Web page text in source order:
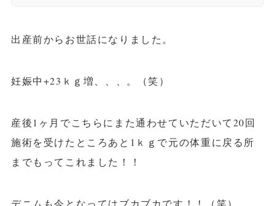
出産前からお世話になりました。
妊娠中+23ｋｇ増、、、。（笑）
産後1ヶ月でこちらにまた通わせていただいて20回
施術を受けたところあと1ｋｇで元の体重に戻る所
までもってこれました！！
デニムも今となってはブカブカです！！（笑）